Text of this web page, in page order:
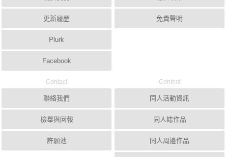
更新履歷
Plurk
Facebook
免責聲明
Contact
聯絡我們
檢舉與回報
許願池
Content
同人活動資訊
同人誌作品
同人周邊作品